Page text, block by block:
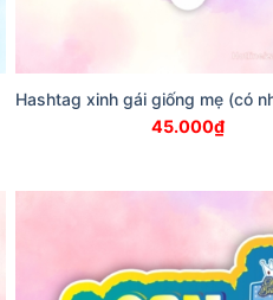
Hashtag xinh gái giống mẹ (có
45.000₫